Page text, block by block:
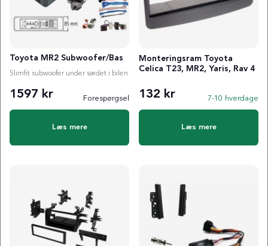
Toyota MR2 Subwoofer/Bas
Slimfit subwoofer under sædet i bilen
1597 kr Forespørgsel
Læs mere
Monteringsram Toyota
Celica T23, MR2, Yaris, Rav 4
132 kr 7-10 hverdage
Læs mere